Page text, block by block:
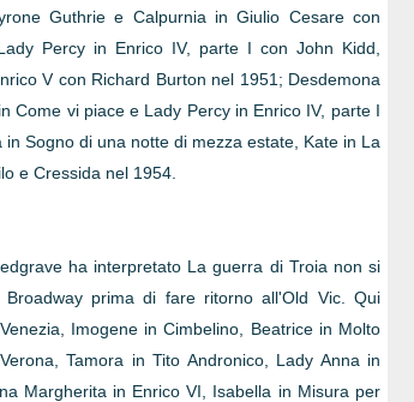
Guthrie e Calpurnia in Giulio Cesare con
Percy in Enrico IV, parte I con John Kidd,
V con Richard Burton nel 1951; Desdemona
Come vi piace e Lady Percy in Enrico IV, parte I
Sogno di una notte di mezza estate, Kate in La
e Cressida nel 1954.
ha interpretato La guerra di Troia non si
prima di fare ritorno all'Old Vic. Qui
Imogene in Cimbelino, Beatrice in Molto
Tamora in Tito Andronico, Lady Anna in
Margherita in Enrico VI, Isabella in Misura per